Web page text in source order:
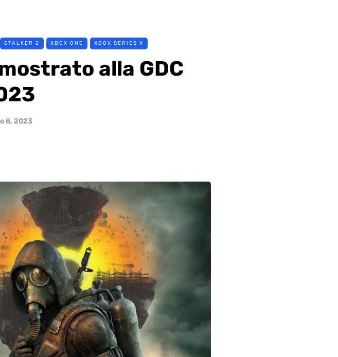
STALKER 2 XBOX ONE XBOX SERIES X
alla GDC
8, 2023